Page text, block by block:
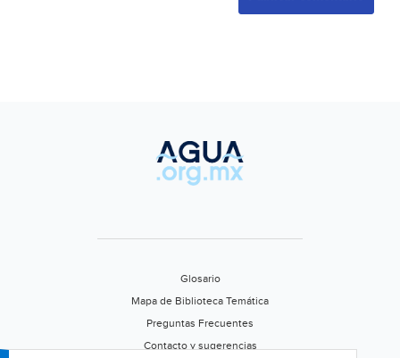
Glosario
Mapa de Biblioteca Temática
Preguntas Frecuentes
Contacto y sugerencias